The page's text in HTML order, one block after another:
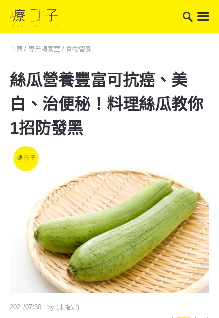
首頁 / 專業調養室 / 食物營養
絲瓜營養豐富可抗癌、美
白、治便秘！料理絲瓜教你
1招防發黑
2021/07/30 by (未指定)